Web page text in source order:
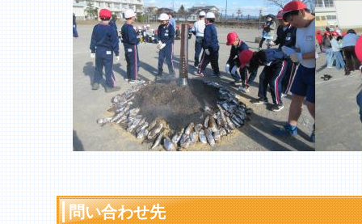
問い合わせ先